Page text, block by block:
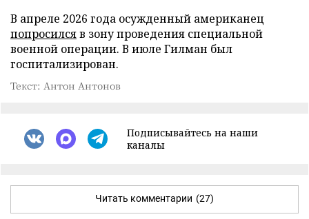
В апреле 2026 года осужденный американец
попросилсяв зону проведения специальной
военной операции. В июле Гилман был
госпитализирован.
Текст: Антон Антонов
Подписывайтесь на наши
каналы
Читать комментарии (27)